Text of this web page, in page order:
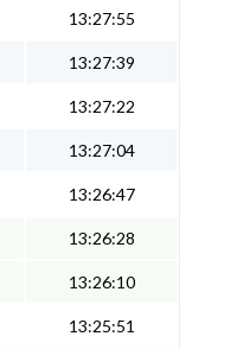
13:27:55
13:27:39
13:27:22
13:27:04
13:26:47
13:26:28
13:26:10
13:25:51